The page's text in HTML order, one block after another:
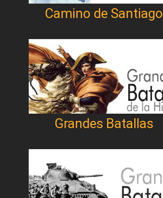
Camino de Santiago
Grandes Batallas